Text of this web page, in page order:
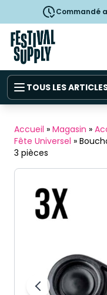
Commandé
TOUS LES
Accueil » Magasin »
Fête Universel »
3 pièces